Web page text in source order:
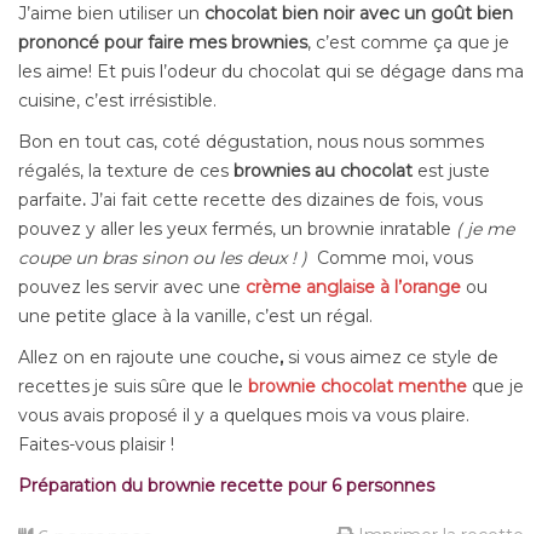
J’aime bien utiliser un chocolat bien noir avec un goût bien
prononcé pour faire mes brownies, c’est comme ça que je
les aime! Et puis l’odeur du chocolat qui se dégage dans ma
cuisine, c’est irrésistible.
Bon en tout cas, coté dégustation, nous nous sommes
régalés, la texture de ces brownies au chocolat est juste
parfaite. J’ai fait cette recette des dizaines de fois, vous
pouvez y aller les yeux fermés, un brownie inratable ( je me
coupe un bras sinon ou les deux ! ) Comme moi, vous
pouvez les servir avec une crème anglaise à l’orange ou
une petite glace à la vanille, c’est un régal.
Allez on en rajoute une couche, si vous aimez ce style de
recettes je suis sûre que le brownie chocolat menthe que je
vous avais proposé il y a quelques mois va vous plaire.
Faites-vous plaisir !
Préparation du brownie recette pour 6 personnes